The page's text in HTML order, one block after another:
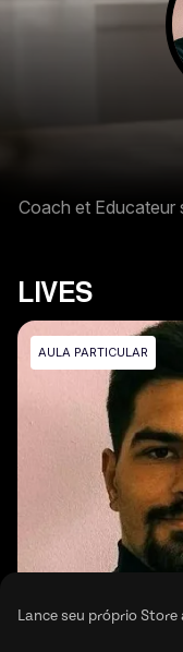
Coach et
LIVES
AULA PARTICULAR
Lance seu próprio Store